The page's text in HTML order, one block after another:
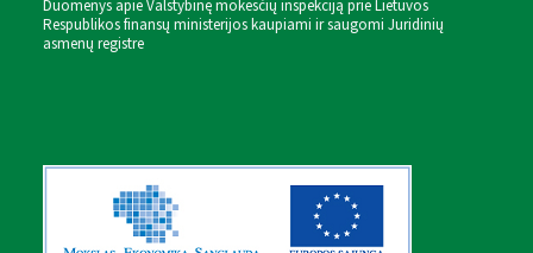
Duomenys apie Valstybinę mokesčių inspekciją prie Lietuvos
Respublikos finansų ministerijos kaupiami ir saugomi Juridinių
asmenų registre